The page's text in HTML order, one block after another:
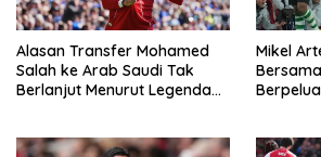
Alasan Transfer Mohamed
Salah ke Arab Saudi Tak
Berlanjut Menurut Legenda
Mikel